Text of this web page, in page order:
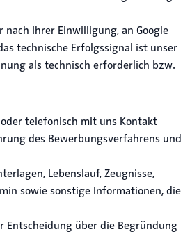
Ihrer Einwilligung, an Google
technische Erfolgssignal ist unser
als technisch erforderlich bzw.
telefonisch mit uns Kontakt
des Bewerbungsverfahrens und
Lebenslauf, Zeugnisse,
sowie sonstige Informationen, die
Entscheidung über die Begründung